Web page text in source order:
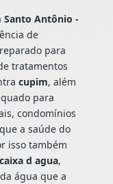
Santo Antônio -
de
para
tratamentos
cupim, além
para
condomínios
a saúde do
isso também
d agua,
água que a